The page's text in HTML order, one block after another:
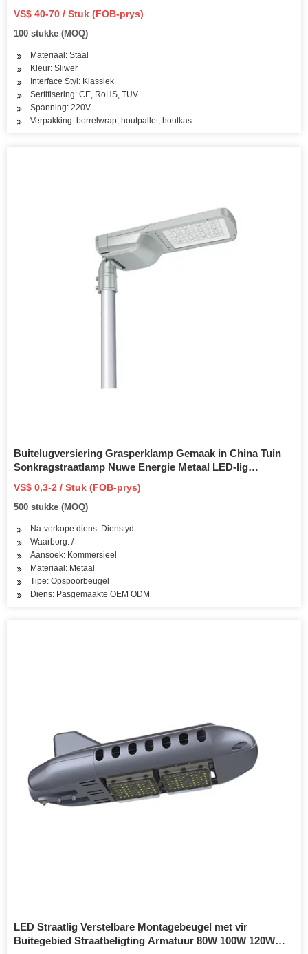
VS$ 40-70 / Stuk (FOB-prys)
100 stukke (MOQ)
Materiaal: Staal
Kleur: Sliwer
Interface Styl: Klassiek
Sertifisering: CE, RoHS, TUV
Spanning: 220V
Verpakking: borrelwrap, houtpallet, houtkas
Buitelugversiering Grasperklamp Gemaak in China Tuin
Sonkragstraatlamp Nuwe Energie Metaal LED-lig
Sonenergiestelselbeugel
VS$ 0,3-2 / Stuk (FOB-prys)
500 stukke (MOQ)
Na-verkope diens: Dienstyd
Waarborg: /
Aansoek: Kommersieel
Materiaal: Metaal
Tipe: Opspoorbeugel
Diens: Pasgemaakte OEM ODM
LED Straatlig Verstelbare Montagebeugel met vir
Buitegebied Straatbeligting Armatuur 80W 100W 120W